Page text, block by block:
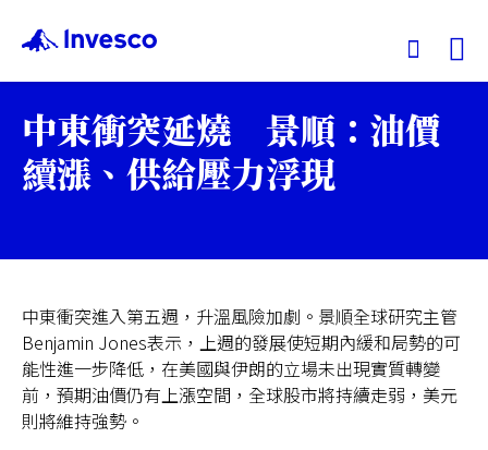
我們的基金
服務中心
永續專區
中東衝突延燒 景順：油價
續漲、供給壓力浮現
中東衝突進入第五週，升溫風險加劇。景順全球研究主管
Benjamin Jones表示，上週的發展使短期內緩和局勢的可
能性進一步降低，在美國與伊朗的立場未出現實質轉變
前，預期油價仍有上漲空間，全球股市將持續走弱，美元
則將維持強勢。